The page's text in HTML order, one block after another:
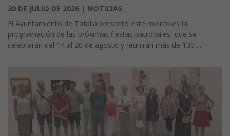
30 DE JULIO DE 2026 | NOTICIAS
El Ayuntamiento de Tafalla presentó este miércoles la
programación de las próximas fiestas patronales, que se
celebrarán del 14 al 20 de agosto y reunirán más de 130 ...